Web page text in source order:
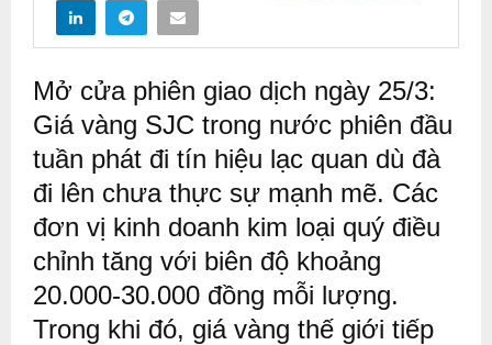
Mở cửa phiên giao dịch ngày 25/3:
Giá vàng SJC trong nước phiên đầu
tuần phát đi tín hiệu lạc quan dù đà
đi lên chưa thực sự mạnh mẽ. Các
đơn vị kinh doanh kim loại quý điều
chỉnh tăng với biên độ khoảng
20.000-30.000 đồng mỗi lượng.
Trong khi đó, giá vàng thế giới tiếp